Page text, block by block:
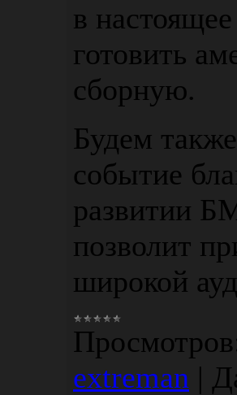
в
готовить
сборную.
Будем
событие
развитии
позволит
широкой
extreman |